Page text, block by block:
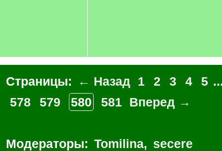
Страницы: ← Назад 1 2 3 4 5
578
579 580 581 Вперед →
Модераторы: Tomilina, secere